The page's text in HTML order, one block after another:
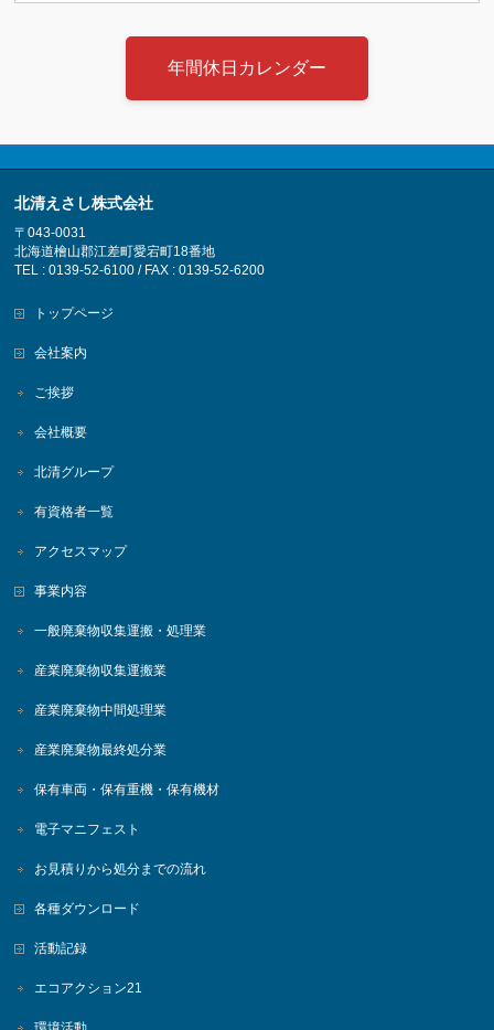
年間休日カレンダー
北清えさし株式会社
〒043-0031
北海道檜山郡江差町愛宕町18番地
TEL : 0139-52-6100 / FAX : 0139-52-6200
トップページ
会社案内
ご挨拶
会社概要
北清グループ
有資格者一覧
アクセスマップ
事業内容
一般廃棄物収集運搬・処理業
産業廃棄物収集運搬業
産業廃棄物中間処理業
産業廃棄物最終処分業
保有車両・保有重機・保有機材
電子マニフェスト
お見積りから処分までの流れ
各種ダウンロード
活動記録
エコアクション21